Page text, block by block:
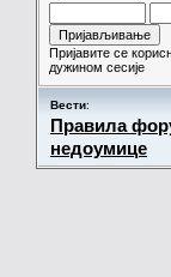
Пријавите се
дужином сесије
Вести:
Правила
недоумице